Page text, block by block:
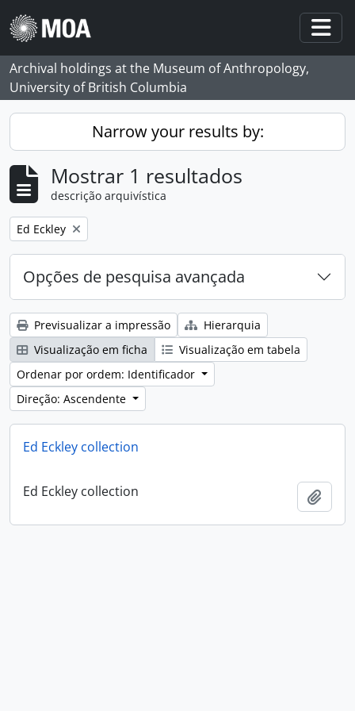
Skip to main content
Archival holdings at the Museum of Anthropology,
University of British Columbia
Narrow your results by:
Mostrar 1 resultados
descrição arquivística
Remove filter:
Ed Eckley
Opções de pesquisa avançada
Previsualizar a impressão
Hierarquia
Visualização em ficha
Visualização em tabela
Ordenar por ordem: Identificador
Direção: Ascendente
Ed Eckley collection
Ed Eckley collection